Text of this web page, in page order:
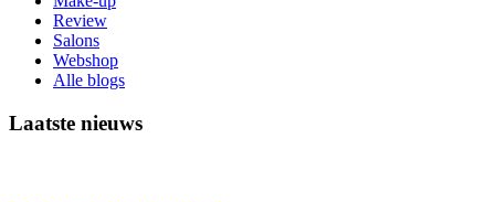
Review
Salons
Webshop
Alle blogs
Laatste nieuws